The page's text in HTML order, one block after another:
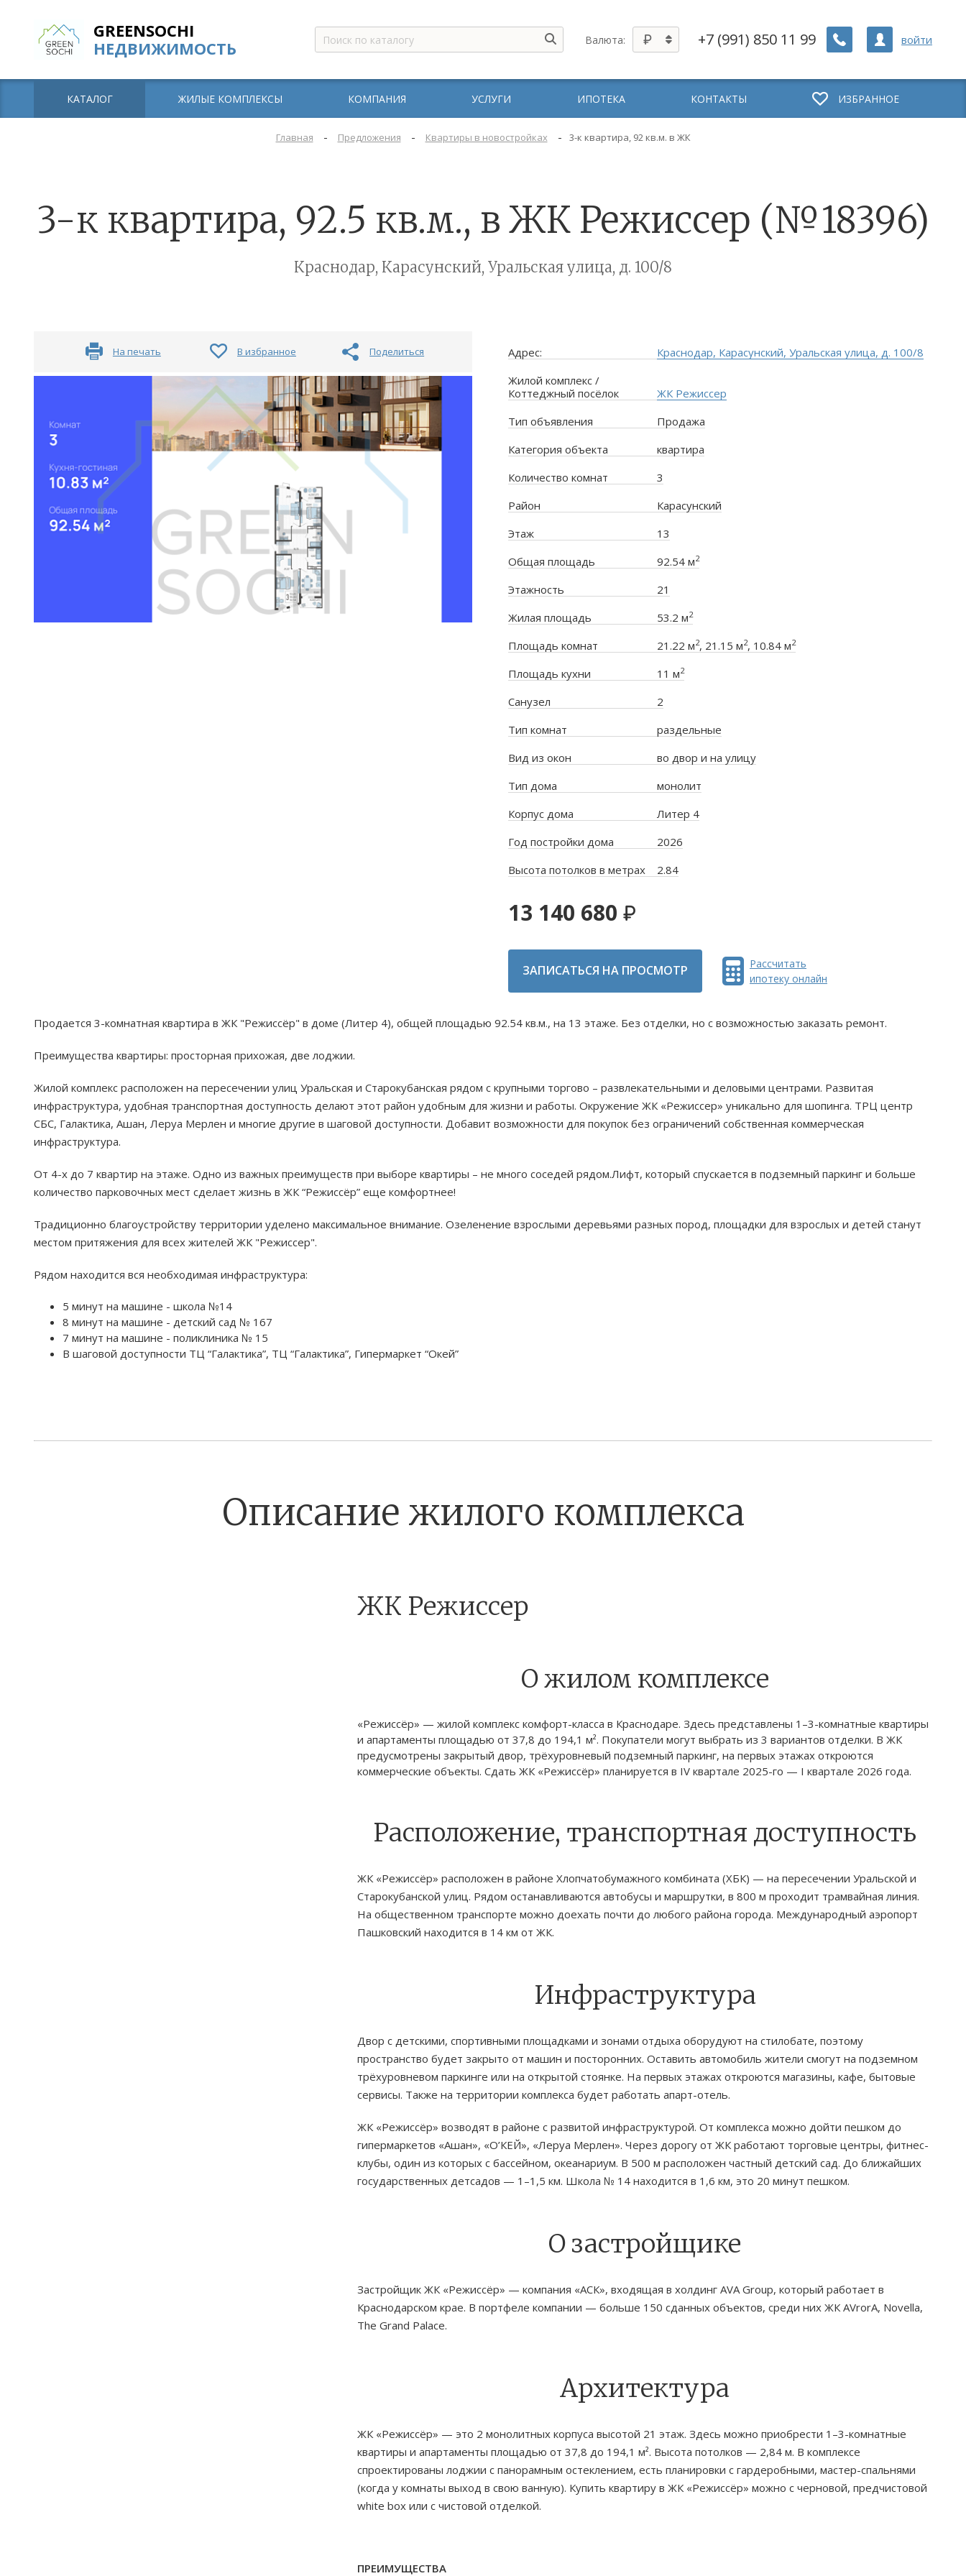
GREENSOCHI
НЕДВИЖИМОСТЬ
Валюта: +7 (991) 850 11 99 войти
КАТАЛОГ ЖИЛЫЕ КОМПЛЕКСЫ КОМПАНИЯ УСЛУГИ ИПОТЕКА КОНТАКТЫ ИЗБРАННОЕ
Главная - Предложения - Квартиры в новостройках - 3-к квартира, 92 кв.м. в ЖК
3-к квартира, 92.5 кв.м., в ЖК Режиссер (№18396)
Краснодар, Карасунский, Уральская улица, д. 100/8
На печать В избранное Поделиться Адрес:
Краснодар, Карасунский, Уральская улица, д. 100/8
Жилой комплекс /
Коттеджный посёлок
ЖК Режиссер
Тип объявления
Продажа
Категория объекта
квартира
Количество комнат
3
Район
Карасунский
Этаж
13
Общая площадь
92.54 м2
Этажность
21
Жилая площадь
53.2 м2
Площадь комнат 21.22 м2, 21.15 м2, 10.84 м2
Площадь кухни 11 м2
Санузел
2
Тип комнат
раздельные
Вид из окон
во двор и на улицу
Тип дома
монолит
Корпус дома
Литер 4
Год постройки дома
2026
Высота потолков в метрах
2.84
13 140 680
ЗАПИСАТЬСЯ НА ПРОСМОТР
Рассчитать
ипотеку онлайн
Продается 3-комнатная квартира в ЖК "Режиссёр" в доме (Литер 4), общей площадью 92.54 кв.м., на 13 этаже. Без отделки, но с возможностью заказать ремонт.
Преимущества квартиры: просторная прихожая, две лоджии.
Жилой комплекс расположен на пересечении улиц Уральская и Старокубанская рядом с крупными торгово – развлекательными и деловыми центрами. Развитая
инфраструктура, удобная транспортная доступность делают этот район удобным для жизни и работы. Окружение ЖК «Режиссер» уникально для шопинга. ТРЦ центр
СБС, Галактика, Ашан, Леруа Мерлен и многие другие в шаговой доступности. Добавит возможности для покупок без ограничений собственная коммерческая
инфраструктура.
От 4-х до 7 квартир на этаже. Одно из важных преимуществ при выборе квартиры – не много соседей рядом.Лифт, который спускается в подземный паркинг и больше
количество парковочных мест сделает жизнь в ЖК “Режиссёр” еще комфортнее!
Традиционно благоустройству территории уделено максимальное внимание. Озеленение взрослыми деревьями разных пород, площадки для взрослых и детей станут
местом притяжения для всех жителей ЖК "Режиссер".
Рядом находится вся необходимая инфраструктура:
5 минут на машине - школа №14
8 минут на машине - детский сад № 167
7 минут на машине - поликлиника № 15
В шаговой доступности ТЦ “Галактика”, ТЦ “Галактика”, Гипермаркет “Окей”
Описание жилого комплекса
ЖК Режиссер
О жилом комплексе
«Режиссёр» — жилой комплекс комфорт-класса в Краснодаре. Здесь представлены 1–3-комнатные квартиры
и апартаменты площадью от 37,8 до 194,1 м². Покупатели могут выбрать из 3 вариантов отделки. В ЖК
предусмотрены закрытый двор, трёхуровневый подземный паркинг, на первых этажах откроются
коммерческие объекты. Сдать ЖК «Режиссёр» планируется в IV квартале 2025-го — I квартале 2026 года.
Расположение, транспортная доступность
ЖК «Режиссёр» расположен в районе Хлопчатобумажного комбината (ХБК) — на пересечении Уральской и
Старокубанской улиц. Рядом останавливаются автобусы и маршрутки, в 800 м проходит трамвайная линия.
На общественном транспорте можно доехать почти до любого района города. Международный аэропорт
Пашковский находится в 14 км от ЖК.
Инфраструктура
Двор с детскими, спортивными площадками и зонами отдыха оборудуют на стилобате, поэтому
пространство будет закрыто от машин и посторонних. Оставить автомобиль жители смогут на подземном
трёхуровневом паркинге или на открытой стоянке. На первых этажах откроются магазины, кафе, бытовые
сервисы. Также на территории комплекса будет работать апарт-отель.
ЖК «Режиссёр» возводят в районе с развитой инфраструктурой. От комплекса можно дойти пешком до
гипермаркетов «Ашан», «О’КЕЙ», «Леруа Мерлен». Через дорогу от ЖК работают торговые центры, фитнес-
клубы, один из которых с бассейном, океанариум. В 500 м расположен частный детский сад. До ближайших
государственных детсадов — 1–1,5 км. Школа № 14 находится в 1,6 км, это 20 минут пешком.
О застройщике
Застройщик ЖК «Режиссёр» — компания «АСК», входящая в холдинг AVA Group, который работает в
Краснодарском крае. В портфеле компании — больше 150 сданных объектов, среди них ЖК AVrorA, Novella,
The Grand Palace.
Архитектура
ЖК «Режиссёр» — это 2 монолитных корпуса высотой 21 этаж. Здесь можно приобрести 1–3-комнатные
квартиры и апартаменты площадью от 37,8 до 194,1 м². Высота потолков — 2,84 м. В комплексе
спроектированы лоджии с панорамным остеклением, есть планировки с гардеробными, мастер-спальнями
(когда у комнаты выход в свою ванную). Купить квартиру в ЖК «Режиссёр» можно с черновой, предчистовой
white box или с чистовой отделкой.
ПРЕИМУЩЕСТВА